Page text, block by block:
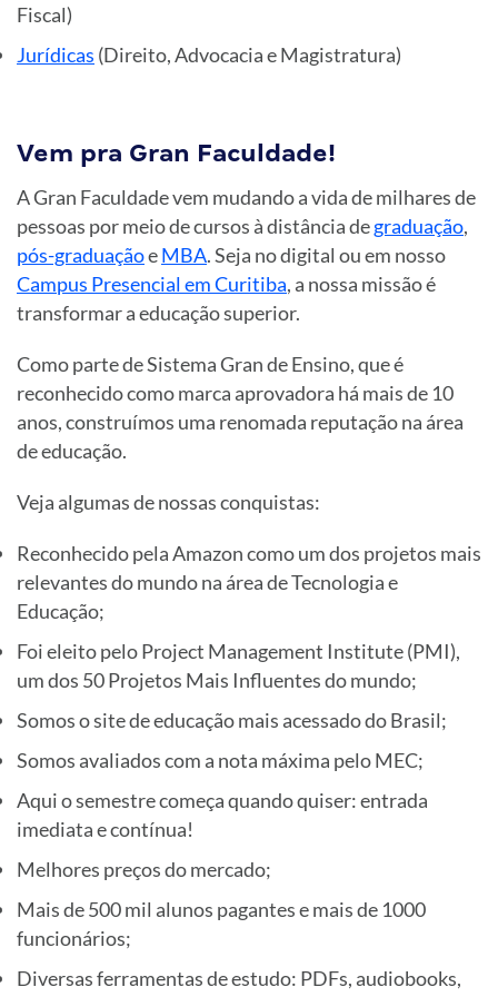
Fiscal)
Jurídicas (Direito, Advocacia e Magistratura)
Vem pra Gran Faculdade!
A Gran Faculdade vem mudando a vida de milhares de
pessoas por meio de cursos à distância degraduação,
pós-graduaçãoeMBA. Seja no digital ou em nosso
Campus Presencial em Curitiba, a nossa missão é
transformar a educação superior.
Como parte de Sistema Gran de Ensino, que é
reconhecido como marca aprovadora há mais de 10
anos, construímos uma renomada reputação na área
de educação.
Veja algumas de nossas conquistas:
Reconhecido pela Amazon como um dos projetos mais
relevantes do mundo na área de Tecnologia e
Educação;
Foi eleito pelo Project Management Institute (PMI),
um dos 50 Projetos Mais Influentes do mundo;
Somos o site de educação mais acessado do Brasil;
Somos avaliados com a nota máxima pelo MEC;
Aqui o semestre começa quando quiser: entrada
imediata e contínua!
Melhores preços do mercado;
Mais de 500 mil alunos pagantes e mais de 1000
funcionários;
Diversas ferramentas de estudo: PDFs, audiobooks,